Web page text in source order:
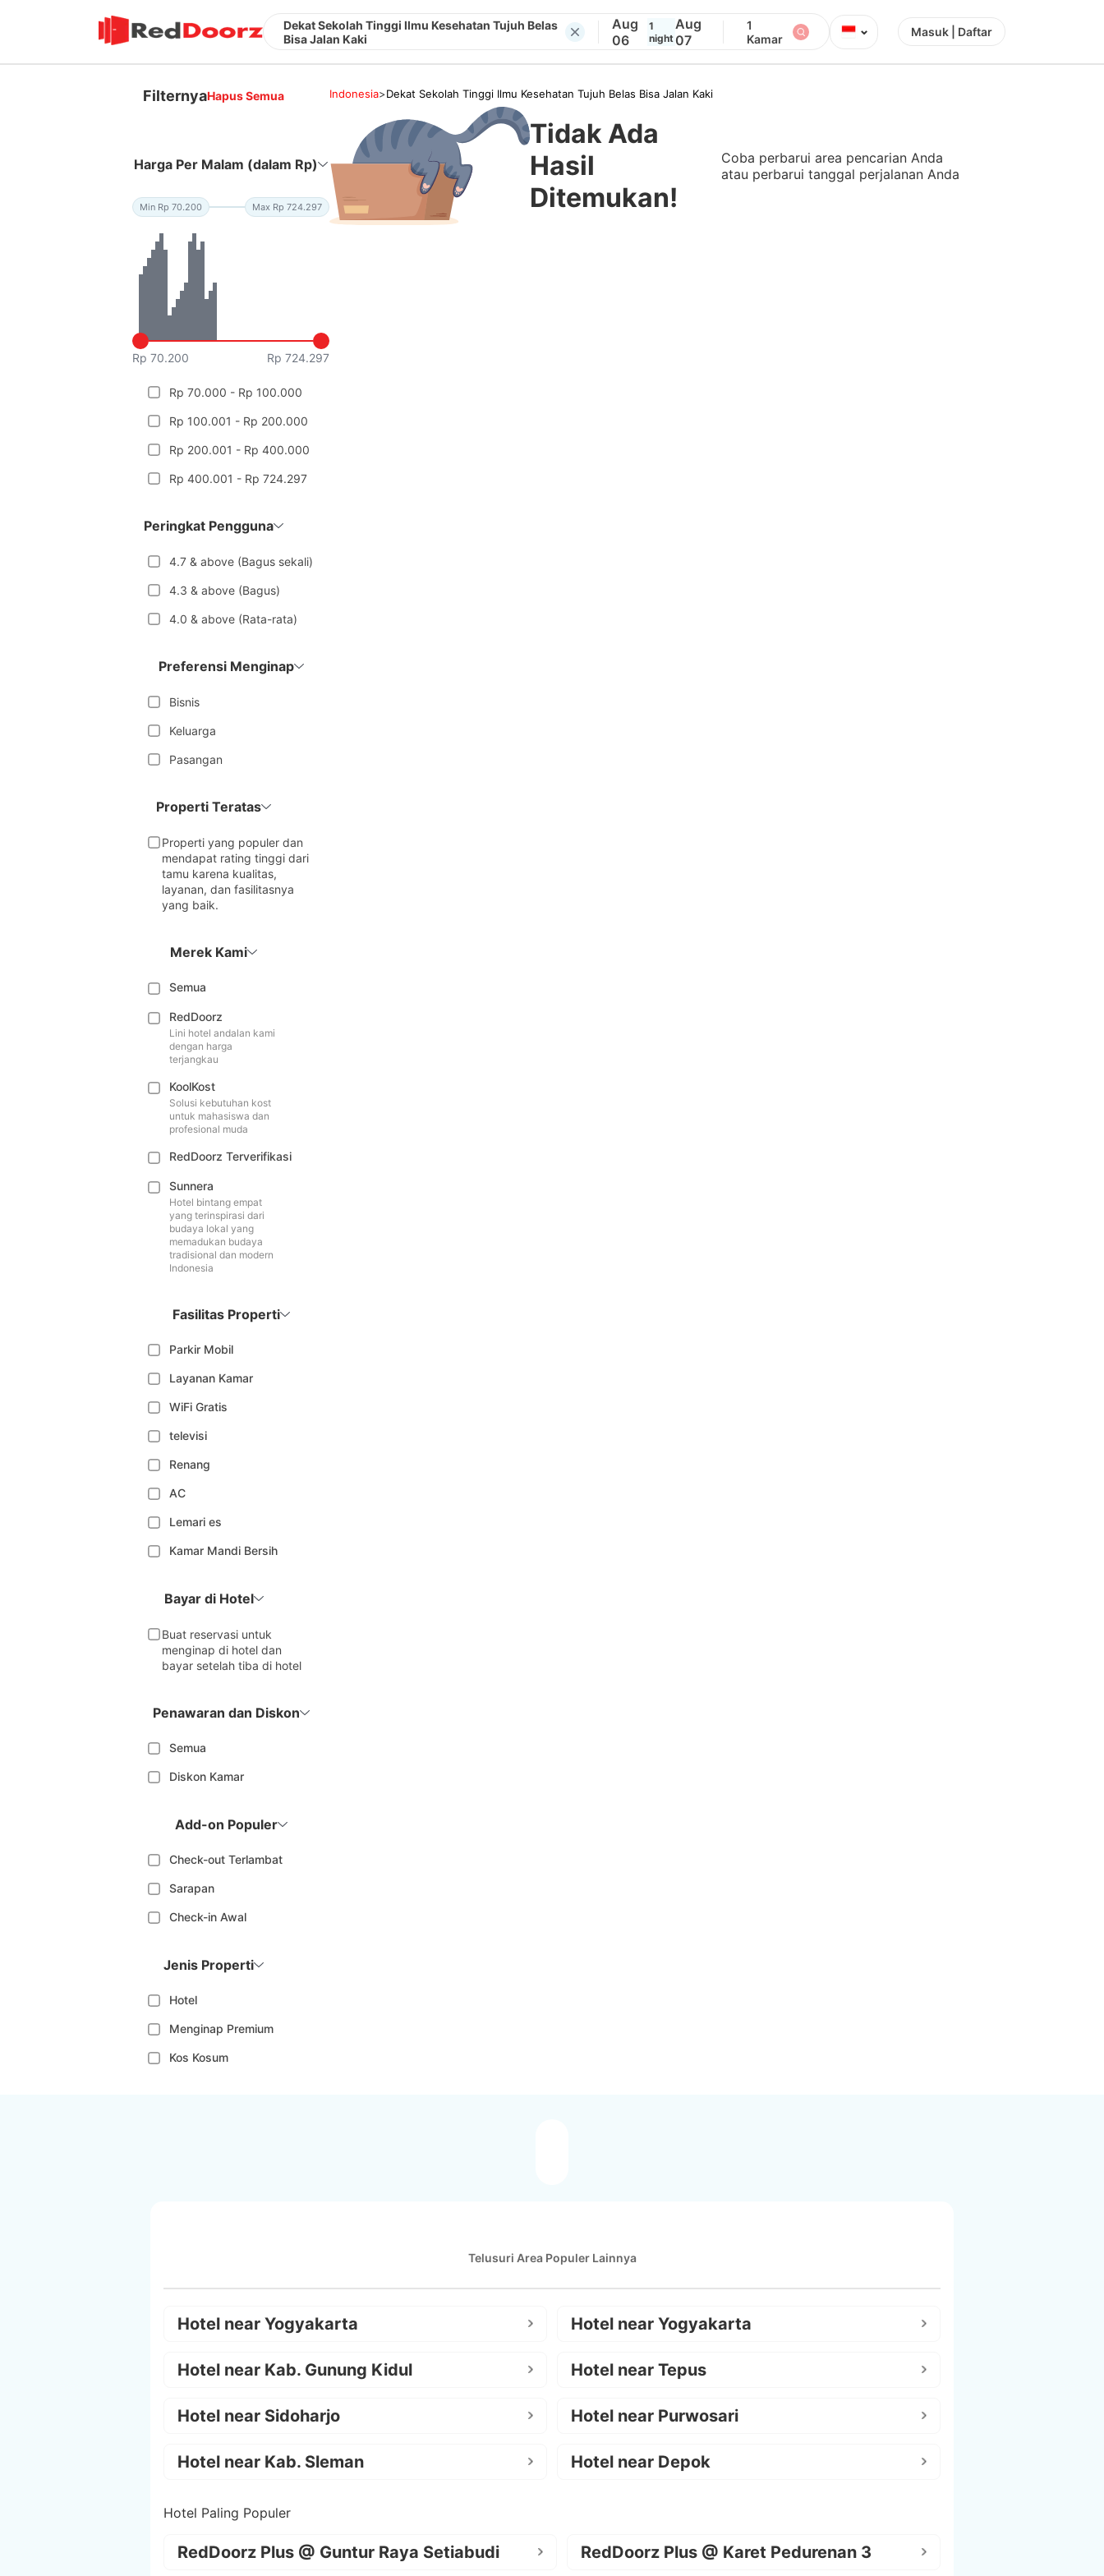
Dekat Sekolah Tinggi Ilmu Kesehatan Tujuh Belas
Bisa Jalan Kaki
Aug
06
1
night
Aug
07
1
Kamar
⌄ Masuk | Daftar
FilternyaHapus Semua
Harga Per Malam (dalam Rp)
Min Rp 70.200 Max Rp 724.297
Rp 70.200 Rp 724.297
Rp 70.000 - Rp 100.000
Rp 100.001 - Rp 200.000
Rp 200.001 - Rp 400.000
Rp 400.001 - Rp 724.297
Peringkat Pengguna
4.7 & above (Bagus sekali)
4.3 & above (Bagus)
4.0 & above (Rata-rata)
Preferensi Menginap
Bisnis
Keluarga
Pasangan
Properti Teratas
Properti yang populer dan
mendapat rating tinggi dari
tamu karena kualitas,
layanan, dan fasilitasnya
yang baik.
Merek Kami
Semua
RedDoorz
Lini hotel andalan kami
dengan harga
terjangkau
KoolKost
Solusi kebutuhan kost
untuk mahasiswa dan
profesional muda
RedDoorz Terverifikasi
Sunnera
Hotel bintang empat
yang terinspirasi dari
budaya lokal yang
memadukan budaya
tradisional dan modern
Indonesia
Fasilitas Properti
Parkir Mobil
Layanan Kamar
WiFi Gratis
televisi
Renang
AC
Lemari es
Kamar Mandi Bersih
Bayar di Hotel
Buat reservasi untuk
menginap di hotel dan
bayar setelah tiba di hotel
Penawaran dan Diskon
Semua
Diskon Kamar
Add-on Populer
Check-out Terlambat
Sarapan
Check-in Awal
Jenis Properti
Hotel
Menginap Premium
Kos Kosum
Indonesia>Dekat Sekolah Tinggi Ilmu Kesehatan Tujuh Belas Bisa Jalan Kaki
Tidak Ada
Hasil
Ditemukan!
Coba perbarui area pencarian Anda
atau perbarui tanggal perjalanan Anda
Telusuri Area Populer Lainnya
Hotel near Yogyakarta Hotel near Yogyakarta
Hotel near Kab. Gunung Kidul Hotel near Tepus
Hotel near Sidoharjo Hotel near Purwosari
Hotel near Kab. Sleman Hotel near Depok
Hotel Paling Populer
RedDoorz Plus @ Guntur Raya Setiabudi RedDoorz Plus @ Karet Pedurenan 3